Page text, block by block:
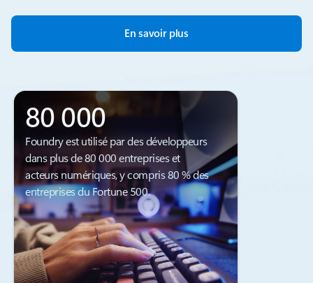
En savoir plus
80 000
Foundry est utilisé par des développeurs
dans plus de 80 000 entreprises et
acteurs numériques, y compris 80 % des
entreprises du Fortune 500.